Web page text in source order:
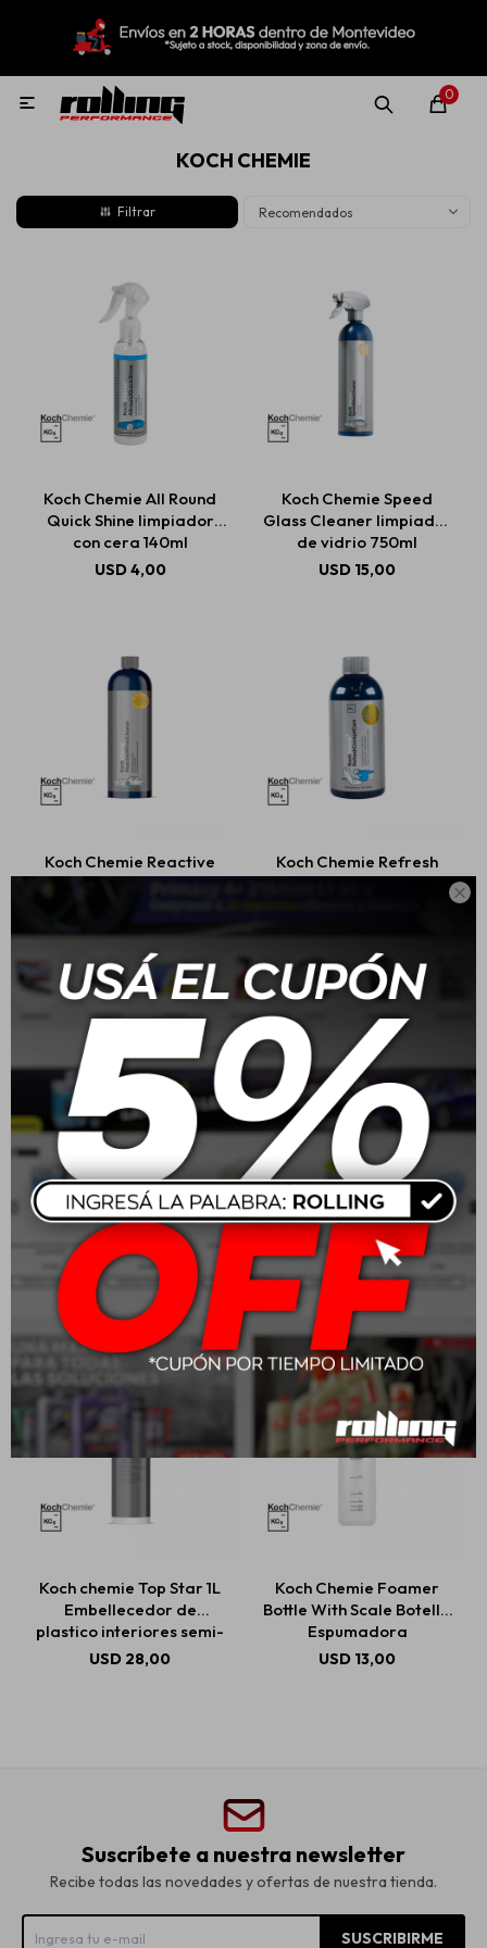

0

KOCH CHEMIE
Recomendados
Koch Chemie All Round
Quick Shine limpiador
con cera 140ml
USD4,00
Koch Chemie Speed
Glass Cleaner limpiador
de vidrio 750ml
USD 15,00
Koch Chemie Reactive
Wheel Cleaner
750ML
USD22,00
Koch Chemie Refresh
Cockpit Care limpiador
Koch Chemie Metal Polish
USD 15,00
Koch Chemie Star Spray
Head With Gatillo
USD
Koch chemie Top Star 1L
Embellecedor de
plastico interiores semi-
mate
USD 28,00
Koch Chemie Foamer
Bottle With Scale Botella
Espumadora
USD 13,00
Suscríbete a nuestra newsletter
Recibe todas las novedades y ofertas de nuestra tienda.
SUSCRIBIRME
MI CUENTA
Nuevo! Rolling Repuestos
Lubricantes
Estética automotriz
Repuestos
Servicios